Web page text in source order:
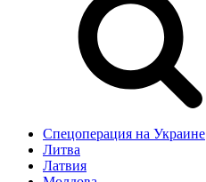
Спецоперация на Украине
Литва
Латвия